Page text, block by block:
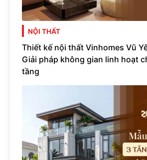
NỘI THẤT
Thiết kế nội thất Vinhomes Vũ
Giải pháp không gian linh hoạt
tầng